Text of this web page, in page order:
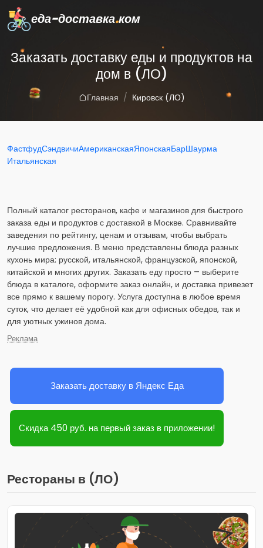
еда-доставка.ком
Заказать доставку еды и продуктов на
дом в (ЛО)
Главная Кировск (ЛО)
ФастфудСэндвичиАмериканскаяЯпонскаяБарШаурма
Итальянская
Полный каталог ресторанов, кафе и магазинов для быстрого
заказа еды и продуктов с доставкой в Москве. Сравнивайте
заведения по рейтингу, ценам и отзывам, чтобы выбрать
лучшие предложения. В меню представлены блюда разных
кухонь мира: русской, итальянской, французской, японской,
китайской и многих других. Заказать еду просто – выберите
блюда в каталоге, оформите заказ онлайн, и доставка привезет
все прямо к вашему порогу. Услуга доступна в любое время
суток, что делает её удобной как для офисных обедов, так и
для уютных ужинов дома.
Реклама
Заказать доставку в Яндекс Еда
Скидка 450 руб. на первый заказ в приложении!
Рестораны в (ЛО)